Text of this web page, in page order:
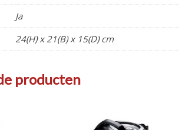
Ja
24(H) x 21(B) x 15(D) cm
producten